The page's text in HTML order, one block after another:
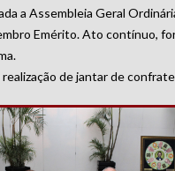
a Assembleia Geral
Emérito. Ato contínuo,
de jantar de